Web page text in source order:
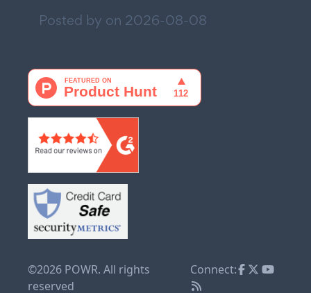
Posted by on 2026-08-08
©2026 POWR. All rights
reserved
Connect: